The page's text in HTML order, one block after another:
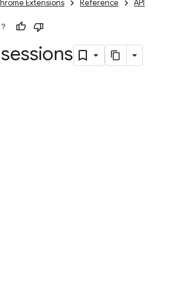
Extensions Reference API
sessions